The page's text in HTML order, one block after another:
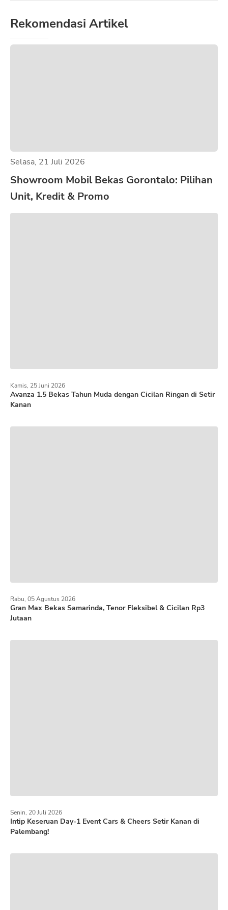
Rekomendasi Artikel
Selasa, 21 Juli 2026
Showroom Mobil Bekas Gorontalo: Pilihan
Unit, Kredit & Promo
Avanza 1.5 Bekas Tahun Muda dengan Cicilan Ringan di Setir
Kanan
Kamis, 25 Juni 2026
Gran Max Bekas Samarinda, Tenor Fleksibel & Cicilan Rp3
Jutaan
Rabu, 05 Agustus 2026
Intip Keseruan Day-1 Event Cars & Cheers Setir Kanan di
Palembang!
Senin, 20 Juli 2026